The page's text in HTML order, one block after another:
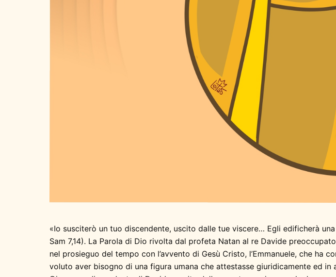
«Io susciterò un tuo discendente, uscito dalle tue viscere… Egli edificherà
Sam 7,14). La Parola di Dio rivolta dal profeta Natan al re Davide
nel prosieguo del tempo con l’avvento di Gesù Cristo, l’Emmanuele, che
voluto aver bisogno di una figura umana che attestasse giuridicamente ed